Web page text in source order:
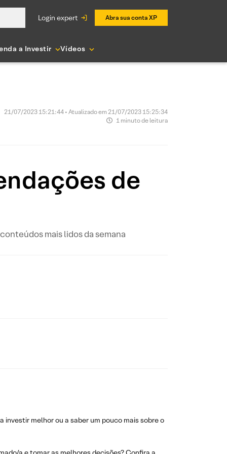
login expert Abra sua conta XP
a Investir Vídeos
21/07/2023 15:21:44 • Atualizado em 21/07/2023 15:25:34
1 minuto de leitura
de
mais lidos da semana
melhor ou a saber um pouco mais sobre o